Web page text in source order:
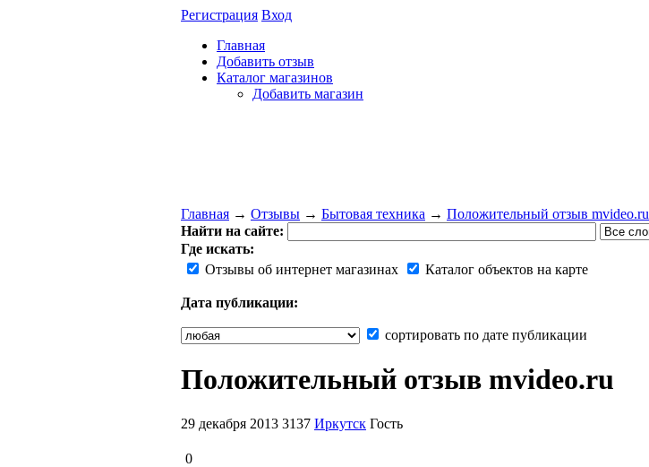
Регистрация Вход
Главная
Добавить отзыв
Каталог магазинов
Добавить магазин
Главная → Отзывы → Бытовая техника → Положительный отзыв mvideo.ru
Найти на сайте:
Где искать:
Отзывы об интернет магазинах
Каталог объектов на карте
Дата публикации:
сортировать по дате публикации
Положительный отзыв mvideo.ru
29 декабря 2013 3137 Иркутск Гость
0